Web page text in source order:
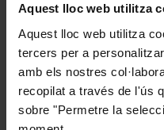
Aquest lloc web utilitza
Aquest lloc web utilitza
tercers per a
amb els nostres
recopilat a través de l'ús
sobre "Permetre la